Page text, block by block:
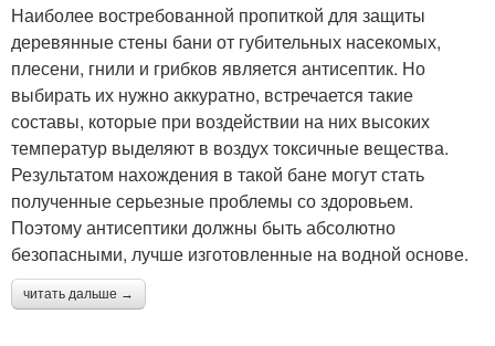
Наиболее востребованной пропиткой для защиты
деревянные стены бани от губительных насекомых,
плесени, гнили и грибков является антисептик. Но
выбирать их нужно аккуратно, встречается такие
составы, которые при воздействии на них высоких
температур выделяют в воздух токсичные вещества.
Результатом нахождения в такой бане могут стать
полученные серьезные проблемы со здоровьем.
Поэтому антисептики должны быть абсолютно
безопасными, лучше изготовленные на водной основе.
читать дальше →